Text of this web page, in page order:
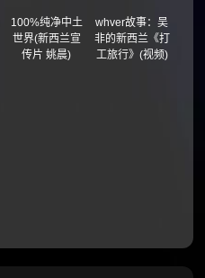
100%纯净中土
世界(新西兰宣
传片 姚晨)
whver故事：吴
非的新西兰《打
工旅行》(视频)